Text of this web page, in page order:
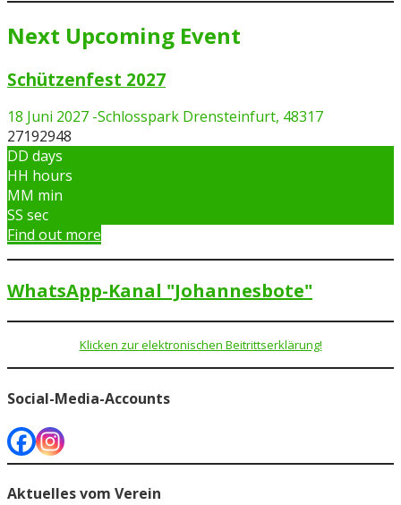
Next Upcoming Event
Schützenfest 2027
18 Juni 2027 -Schlosspark Drensteinfurt, 48317
27192948
DD days
HH hours
MM min
SS sec
Find out more
WhatsApp-Kanal "Johannesbote"
Klicken zur elektronischen Beitrittserklärung!
Social-Media-Accounts
Aktuelles vom Verein